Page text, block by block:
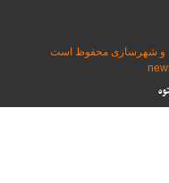
و شهرسازی محفوظ است